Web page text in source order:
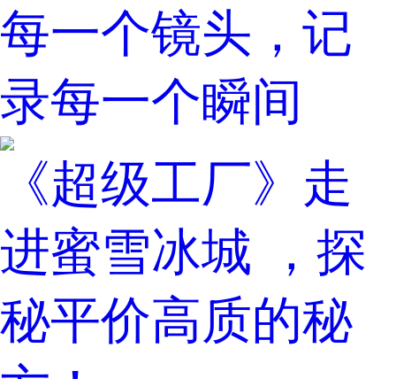
每一个镜头，记
录每一个瞬间
《超级工厂》走
进蜜雪冰城 ，探
秘平价高质的秘